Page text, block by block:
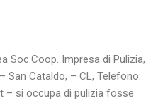
Soc.Coop. Impresa di Pulizia,
San Cataldo, – CL, Telefono:
– si occupa di pulizia fosse